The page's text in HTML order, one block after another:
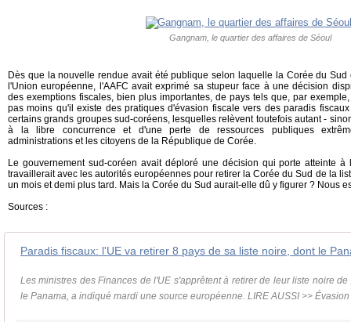
Gangnam, le quartier des affaires de Séoul
Dès que la nouvelle rendue avait été publique selon laquelle la Corée du
l'Union européenne, l'AAFC avait exprimé sa stupeur face à une décision
des exemptions fiscales, bien plus importantes, de pays tels que, par
pas moins qu'il existe des pratiques d'évasion fiscale vers des paradis
certains grands groupes sud-coréens, lesquelles relèvent toutefois autant -
à la libre concurrence et d'une perte de ressources publiques
administrations et les citoyens de la République de Corée.
Le gouvernement sud-coréen avait déploré une décision qui porte atteinte
travaillerait avec les autorités européennes pour retirer la Corée du Sud de la
un mois et demi plus tard. Mais la Corée du Sud aurait-elle dû y figurer ? Nous
Sources :
Paradis fiscaux: l'UE va retirer 8 pays de sa liste noire, dont le
Les ministres des Finances de l'UE s'apprêtent à retirer de leur liste noire
le Panama, a indiqué mardi une source européenne. LIRE AUSSI >> Évasion